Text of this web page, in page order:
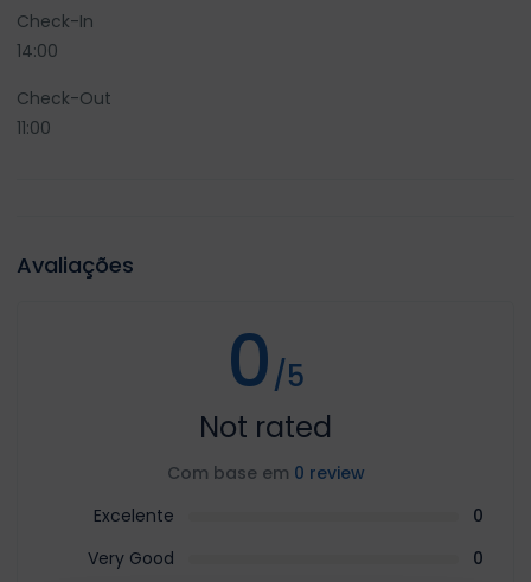
Check-In
14:00
Check-Out
11:00
Avaliações
0/5
Not rated
Com base em 0 review
Excelente
0
Very Good
0